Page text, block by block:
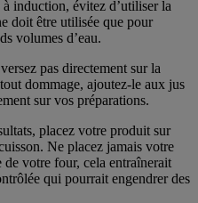
induction, évitez d’utiliser la
doit être utilisée que pour
volumes d’eau.
pas directement sur la
dommage, ajoutez-le aux jus
sur vos préparations.
placez votre produit sur
Ne placez jamais votre
votre four, cela entraînerait
qui pourrait engendrer des